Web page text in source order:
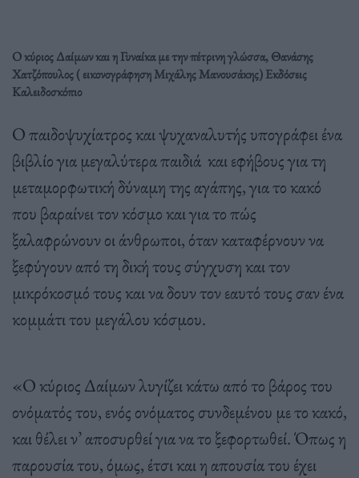
Ο κύριος Δαίμων και η Γυναίκα με την πέτρινη γλώσσα, Θανάσης
Χατζόπουλος( εικονογράφηση Μιχάλης Μανουσάκης) Εκδόσεις
Kαλειδοσκόπιο
Ο παιδοψυχίατρος και ψυχαναλυτής υπογράφει ένα
βιβλίο για μεγαλύτερα παιδιά και εφήβους για τη
μεταμορφωτική δύναμη της αγάπης, για το κακό
που βαραίνει τον κόσμο και για το πώς
ξαλαφρώνουν οι άνθρωποι, όταν καταφέρνουν να
ξεφύγουν από τη δική τους σύγχυση και τον
μικρόκοσμό τους και να δουν τον εαυτό τους σαν ένα
κομμάτι του μεγάλου κόσμου.
«Ο κύριος Δαίμων λυγίζει κάτω από το βάρος του
ονόματός του, ενός ονόματος συνδεμένου με το κακό,
και θέλει ν’ αποσυρθεί για να το ξεφορτωθεί. Όπως η
παρουσία του, όμως, έτσι και η απουσία του έχει